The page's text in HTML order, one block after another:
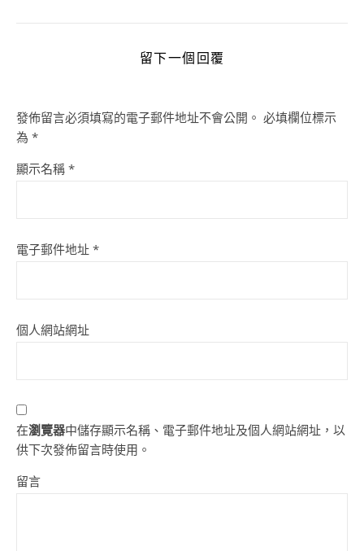
留下一個回覆
發佈留言必須填寫的電子郵件地址不會公開。 必填欄位標示
為 *
顯示名稱 *
電子郵件地址 *
個人網站網址
在瀏覽器中儲存顯示名稱、電子郵件地址及個人網站網址，以
供下次發佈留言時使用。
留言